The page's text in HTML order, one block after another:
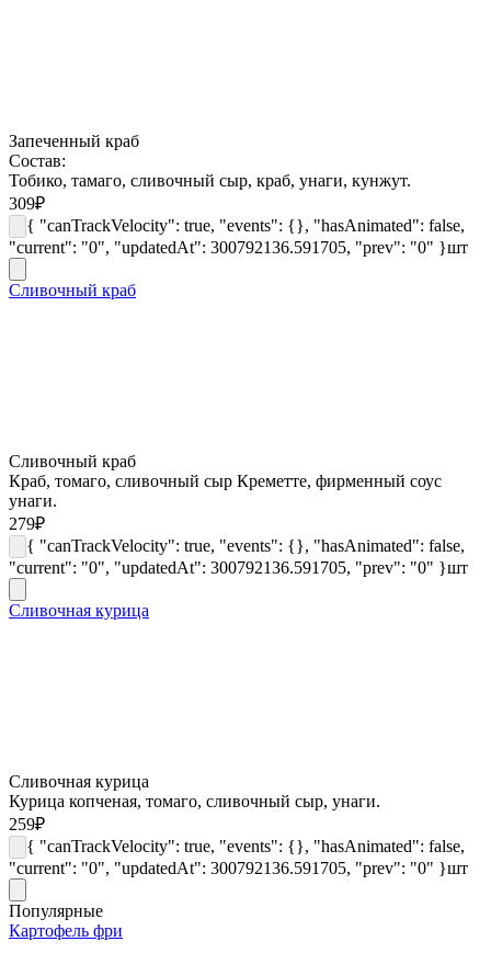
Запеченный краб
Состав:
Тобико, тамаго, сливочный сыр, краб, унаги, кунжут.
309₽
{ "canTrackVelocity": true, "events": {}, "hasAnimated": false,
"current": "0", "updatedAt": 300792136.591705, "prev": "0" }шт
Сливочный краб
Сливочный краб
Краб, томаго, сливочный сыр Креметте, фирменный соус
унаги.
279₽
{ "canTrackVelocity": true, "events": {}, "hasAnimated": false,
"current": "0", "updatedAt": 300792136.591705, "prev": "0" }шт
Сливочная курица
Сливочная курица
Курица копченая, томаго, сливочный сыр, унаги.
259₽
{ "canTrackVelocity": true, "events": {}, "hasAnimated": false,
"current": "0", "updatedAt": 300792136.591705, "prev": "0" }шт
Популярные
Картофель фри